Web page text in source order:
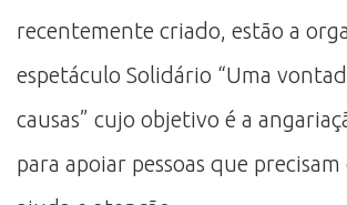
recentemente criado, estão a
espetáculo Solidário “Uma
causas” cujo objetivo é a
para apoiar pessoas que precisam